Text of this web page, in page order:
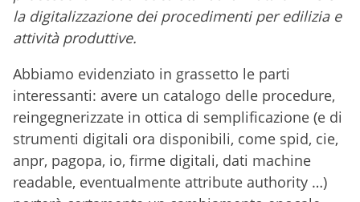
la digitalizzazione dei procedimenti per edilizia e
attività produttive.
Abbiamo evidenziato in grassetto le parti
interessanti: avere un catalogo delle procedure,
reingegnerizzate in ottica di semplificazione (e di
strumenti digitali ora disponibili, come spid, cie,
anpr, pagopa, io, firme digitali, dati machine
readable, eventualmente attribute authority …)